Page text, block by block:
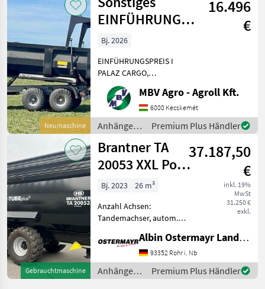
Neumaschine
EINFÜHRUNGSPREIS
I PALAZ CARGO,
Anhänger mit
Ladefläche I 1
16.496
€
Bj. 2026
EINFÜHRUNGSPREIS I
PALAZ CARGO,
Kippanhänger I 12–18 t I 2
Achsen Wenn PALAZ, dann
ausschließlich MBV AGRO!
Kaufen Sie direkt beim
Importeur, dem größten
PALAZ-Hän
MBV Agro - Agroll Kft.
6000 Kecskemét
Anhänger /
Sonstige
Premium Plus Händler
Gebrauchtmaschine
Brantner TA
20053 XXL Power
Push+
37.187,50
€
inkl. 19%
MwSt
31.250 €
exkl.
Bj. 2023
26 m³
Anzahl Achsen:
Tandemachser, autom.
Originalzustand. Sofort
verfügbar wg.
Betriebsumstellung. -
Aufsatzdreicke 300mm
Albin Ostermayr Landmaschinenhandel e.K.
93352 Rohr i. Nb
Anhänger /
Brantner
Premium Plus Händler